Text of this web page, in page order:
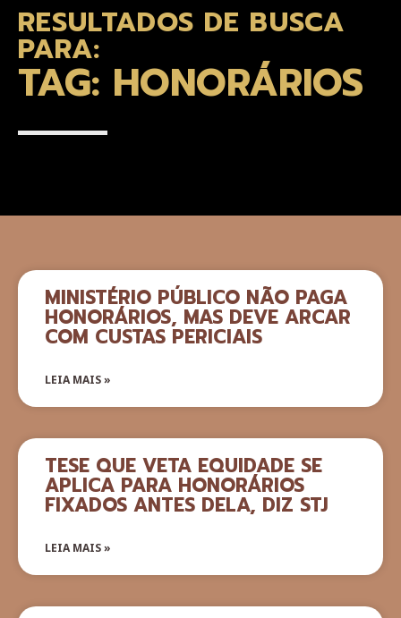
RESULTADOS DE BUSCA
PARA:
TAG: HONORÁRIOS
MINISTÉRIO PÚBLICO NÃO PAGA
HONORÁRIOS, MAS DEVE ARCAR
COM CUSTAS PERICIAIS
LEIA MAIS »
TESE QUE VETA EQUIDADE SE
APLICA PARA HONORÁRIOS
FIXADOS ANTES DELA, DIZ STJ
LEIA MAIS »